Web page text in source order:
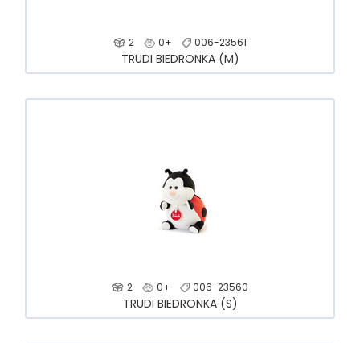
2 0+ 006-23561
TRUDI BIEDRONKA (M)
2 0+ 006-23560
TRUDI BIEDRONKA (S)